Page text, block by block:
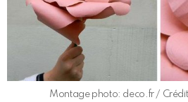
Montage photo: deco.fr /